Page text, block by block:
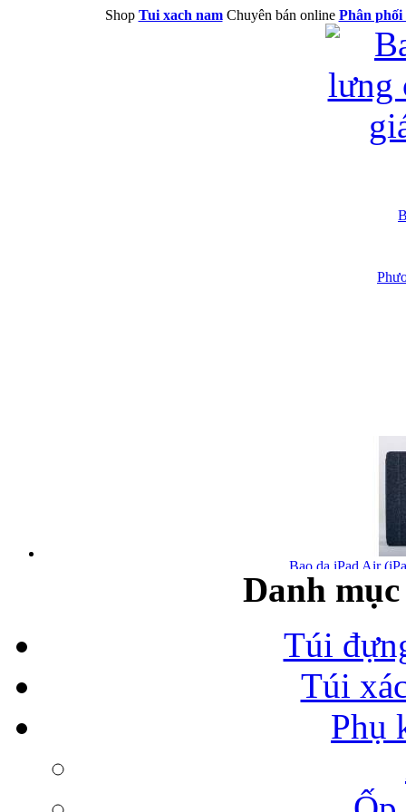
Shop Tui xach namChuyên bán online Phân phối
Bao da iPad Air
Bao da iPad Air
Danh
Túi
Túi
Phụ